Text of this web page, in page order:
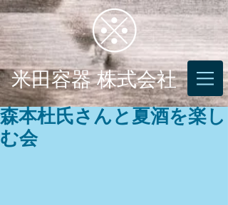
米田容器 株式会社
森本杜氏さんと夏酒を楽し
む会